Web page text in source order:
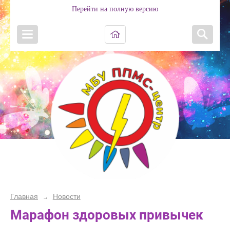
Перейти на полную версию
Главная → Новости
Марафон здоровых привычек